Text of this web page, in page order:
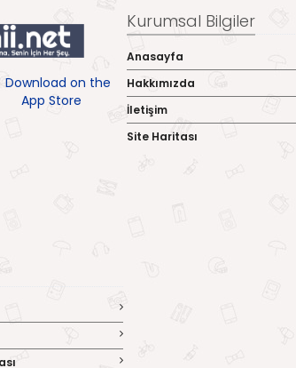
Kurumsal Bilgiler
Anasayfa
Hakkımızda
İletişim
Site Haritası